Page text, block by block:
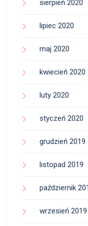
sierpień 2020
lipiec 2020
maj 2020
kwiecień 2020
luty 2020
styczeń 2020
grudzień 2019
listopad 2019
październik
wrzesień 2019